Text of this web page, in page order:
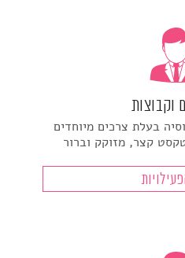
וקבוצות
בעלת צרכים מיוחדים
קצר, מזוקק וברור